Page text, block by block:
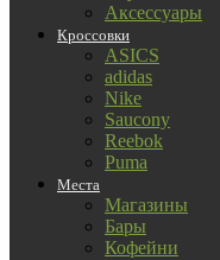
Аксессуары
Кроссовки
ASICS
adidas
Nike
Saucony
Reebok
Puma
Места
Магазины
Бары
Кофейни